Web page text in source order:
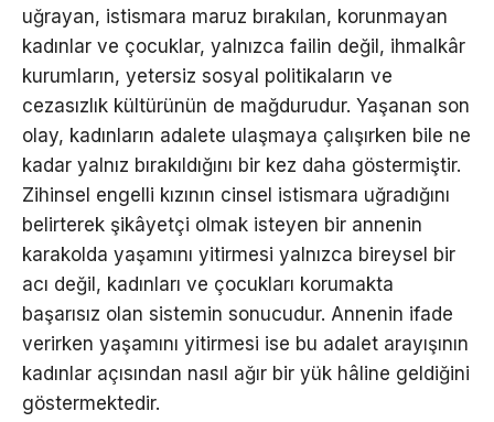
uğrayan, istismara maruz bırakılan, korunmayan
kadınlar ve çocuklar, yalnızca failin değil, ihmalkâr
kurumların, yetersiz sosyal politikaların ve
cezasızlık kültürünün de mağdurudur. Yaşanan son
olay, kadınların adalete ulaşmaya çalışırken bile ne
kadar yalnız bırakıldığını bir kez daha göstermiştir.
Zihinsel engelli kızının cinsel istismara uğradığını
belirterek şikâyetçi olmak isteyen bir annenin
karakolda yaşamını yitirmesi yalnızca bireysel bir
acı değil, kadınları ve çocukları korumakta
başarısız olan sistemin sonucudur. Annenin ifade
verirken yaşamını yitirmesi ise bu adalet arayışının
kadınlar açısından nasıl ağır bir yük hâline geldiğini
göstermektedir.